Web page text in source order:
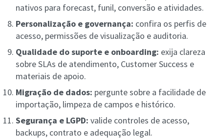
nativos para forecast, funil, conversão e atividades.
Personalização e governança: confira os perfis de
acesso, permissões de visualização e auditoria.
Qualidade do suporte e onboarding: exija clareza
sobre SLAs de atendimento, Customer Success e
materiais de apoio.
Migração de dados: pergunte sobre a facilidade de
importação, limpeza de campos e histórico.
Segurança e LGPD: valide controles de acesso,
backups, contrato e adequação legal.